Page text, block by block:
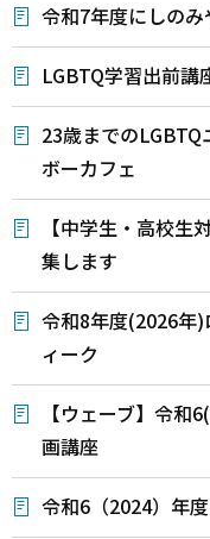
令和7年度にしの
LGBTQ学習出前講
23歳までの
ボーカフェ
【中学生・高校生
集します
令和8年度(2026年)
ィーク
【ウェーブ】令
画講座
令和6（2024）年